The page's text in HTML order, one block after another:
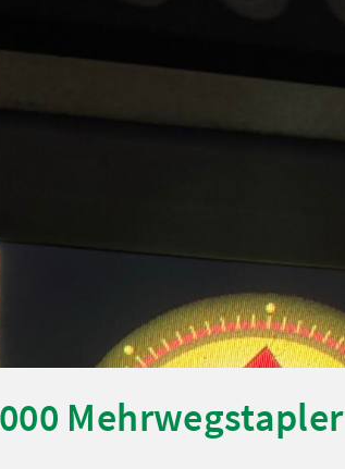
Mehrwegstapler